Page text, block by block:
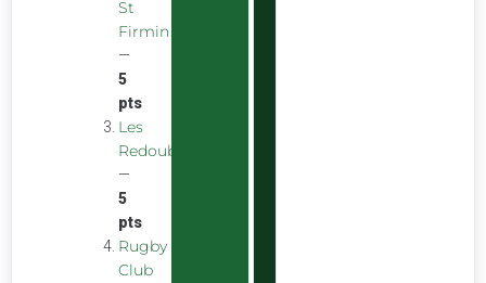
St
Firmin
—
5
pts
Les
Redoubstables
—
5
pts
Rugby
Club